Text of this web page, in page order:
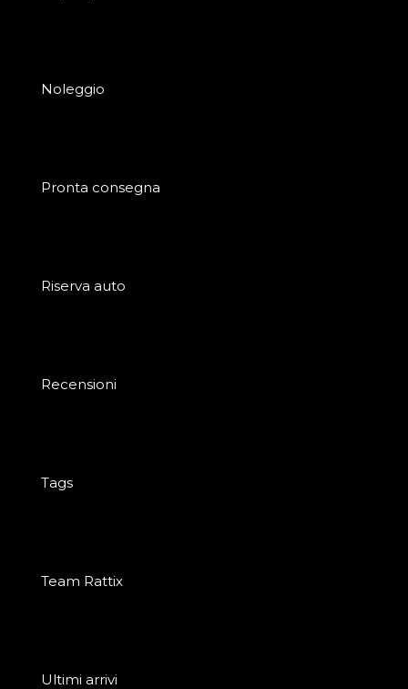
Noleggio
Pronta consegna
Riserva auto
Recensioni
Tags
Team Rattix
Ultimi arrivi